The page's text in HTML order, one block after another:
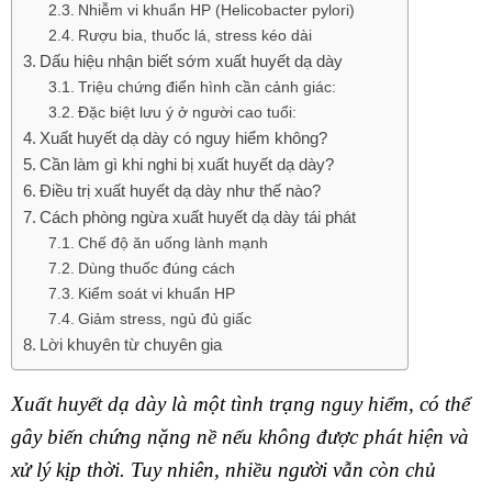
Nhiễm vi khuẩn HP (Helicobacter pylori)
Rượu bia, thuốc lá, stress kéo dài
Dấu hiệu nhận biết sớm xuất huyết dạ dày
Triệu chứng điển hình cần cảnh giác:
Đặc biệt lưu ý ở người cao tuổi:
Xuất huyết dạ dày có nguy hiểm không?
Cần làm gì khi nghi bị xuất huyết dạ dày?
Điều trị xuất huyết dạ dày như thế nào?
Cách phòng ngừa xuất huyết dạ dày tái phát
Chế độ ăn uống lành mạnh
Dùng thuốc đúng cách
Kiểm soát vi khuẩn HP
Giảm stress, ngủ đủ giấc
Lời khuyên từ chuyên gia
Xuất huyết dạ dày là một tình trạng nguy hiểm, có thể
gây biến chứng nặng nề nếu không được phát hiện và
xử lý kịp thời. Tuy nhiên, nhiều người vẫn còn chủ